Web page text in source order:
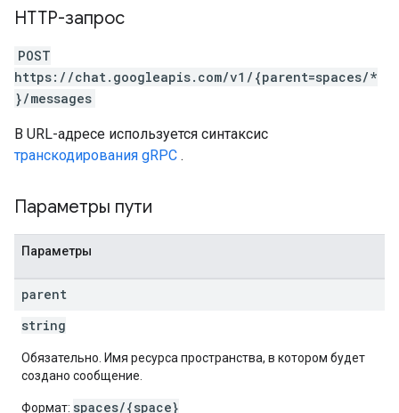
HTTP-запрос
POST
https://chat.googleapis.com/v1/{parent=spaces/*
}/messages
В URL-адресе используется синтаксис
транскодирования gRPC .
Параметры пути
Параметры
parent
string
Обязательно. Имя ресурса пространства, в котором будет
создано сообщение.
Формат: spaces/{space}